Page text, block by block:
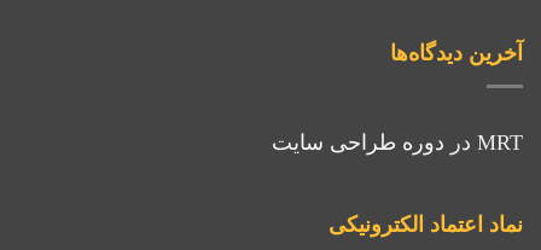
آخرین دیدگاه‌ها
MRT در دوره طراحی سایت
نماد اعتماد الکترونیکی